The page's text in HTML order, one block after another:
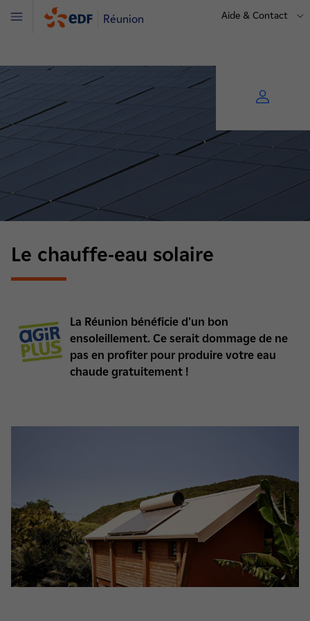
Réunion Aide & Contact
Menu
Le chauffe-eau solaire
​La Réunion bénéficie d'un bon
ensoleillement. Ce serait dommage de ne
pas en profiter pour produire votre eau
chaude gratuitement !